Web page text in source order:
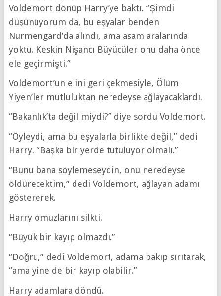
Voldemort dönüp Harry’ye baktı. “Şimdi
düşünüyorum da, bu eşyalar benden
Nurmengard’da alındı, ama asam aralarında
yoktu. Keskin Nişancı Büyücüler onu daha önce
ele geçirmişti.”
Voldemort’un elini geri çekmesiyle, Ölüm
Yiyen’ler mutluluktan neredeyse ağlayacaklardı.
“Bakanlık’ta değil miydi?” diye sordu Voldemort.
“Öyleydi, ama bu eşyalarla birlikte değil,” dedi
Harry. “Başka bir yerde tutuluyor olmalı.”
“Bunu bana söylemeseydin, onu neredeyse
öldürecektim,” dedi Voldemort, ağlayan adamı
göstererek.
Harry omuzlarını silkti.
“Büyük bir kayıp olmazdı.”
“Doğru,” dedi Voldemort, adama bakıp sırıtarak,
“ama yine de bir kayıp olabilir.”
Harry adamlara döndü.